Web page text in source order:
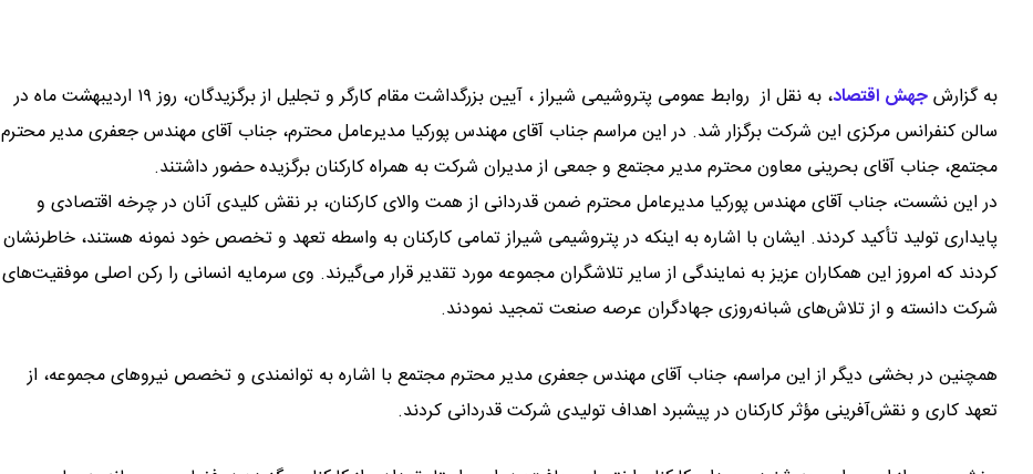
به گزارشجهش اقتصاد،
به نقل از روابط عمومی پتروشیمی شیراز ، آیین بزرگداشت مقام کارگر و تجلیل از برگزیدگان، روز ۱۹ اردیبهشت ماه در
سالن کنفرانس مرکزی این شرکت برگزار شد. در این مراسم جناب آقای مهندس پورکیا مدیرعامل محترم، جناب آقای مهندس جعفری مدیر محترم
مجتمع، جناب آقای بحرینی معاون محترم مدیر مجتمع و جمعی از مدیران شرکت به همراه کارکنان برگزیده حضور داشتند.
در این نشست، جناب آقای مهندس پورکیا مدیرعامل محترم ضمن قدردانی از همت والای کارکنان، بر نقش کلیدی آنان در چرخه اقتصادی و
پایداری تولید تأکید کردند. ایشان با اشاره به اینکه در پتروشیمی شیراز تمامی کارکنان به واسطه تعهد و تخصص خود نمونه هستند، خاطرنشان
کردند که امروز این همکاران عزیز به نمایندگی از سایر تلاشگران مجموعه مورد تقدیر قرار می‌گیرند. وی سرمایه انسانی را رکن اصلی موفقیت‌های
شرکت دانسته و از تلاش‌های شبانه‌روزی جهادگران عرصه صنعت تمجید نمودند.
همچنین در بخشی دیگر از این مراسم، جناب آقای مهندس جعفری مدیر محترم مجتمع با اشاره به توانمندی و تخصص نیروهای مجموعه، از
تعهد کاری و نقش‌آفرینی مؤثر کارکنان در پیشبرد اهداف تولیدی شرکت قدردانی کردند.